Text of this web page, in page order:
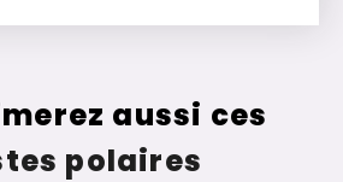
aussi ces
polaires